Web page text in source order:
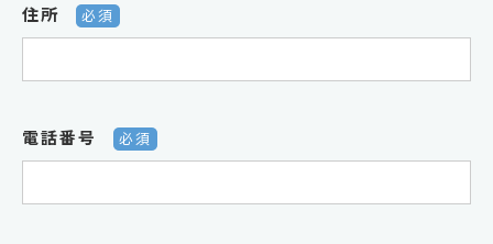
住所 必須
電話番号 必須